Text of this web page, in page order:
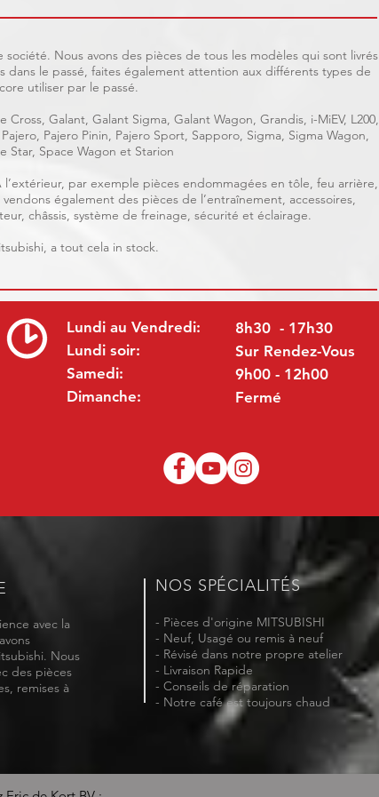
Nous avons des pièces de tous les modèles qui sont livrés
le passé, faites également attention aux différents types de
utiliser par le passé.
Galant, Galant Sigma, Galant Wagon, Grandis, i-MiEV, L200,
Pajero Pinin, Pajero Sport, Sapporo, Sigma, Sigma Wagon,
Star, Space Wagon et Starion
par exemple pièces endommagées en tôle, feu arrière,
également des pièces de l’entraînement, accessoires,
châssis, système de freinage, sécurité et éclairage.
a tout cela in stock.
Lundi au Vendredi:
Lundi soir:
Samedi:
Dimanche:
8h30 - 17h30
Sur Rendez-Vous
9h00 - 12h00
Fermé
avec la
Nous
des pièces
remises à
NOS SPÉCIALITÉS
- Pièces d'origine MITSUBISHI
- Neuf, Usagé ou remis à neuf
- Révisé dans notre propre atelier
- Livraison Rapide
- Conseils de réparation
- Notre café est toujours chaud